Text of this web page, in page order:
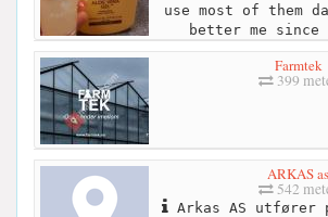
use most of them
better me
Farmtek
399
ARKAS as
542
Arkas AS utfører